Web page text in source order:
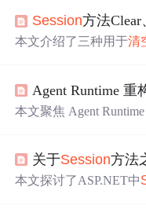
Session方法Clear、
本文介绍了三种用于清
空 内容，还会结束当
Agent Runtime 重
本文聚焦 Agent
ial Vault 的生产级实现
oken 和共享内存的安全
关于Session方法
本文探讨了ASP.NET中